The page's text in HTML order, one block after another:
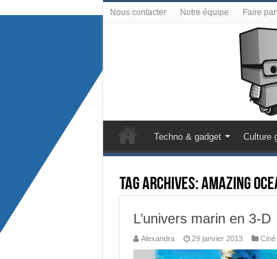
Nous contacter Notre équipe Faire
Techno & gadget Culture
Tag Archives:Amazing
L’univers marin en 3-D
Alexandra 29 janvier 2013 Ciné